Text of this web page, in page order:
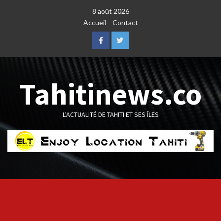
8 août 2026
Accueil
Contact
FacebookTwitter
Tahitinews.co
L'ACTUALITÉ DE TAHITI ET SES ÎLES